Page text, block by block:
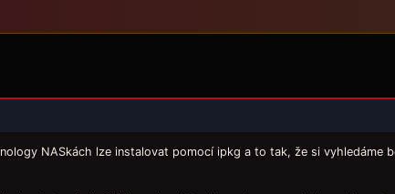
NASkách lze instalovat pomocí ipkg a to tak, že si